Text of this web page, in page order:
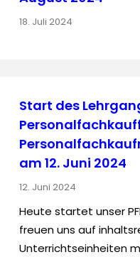
18. Juli 2024
Start des
am 12. Juni 2024
12. Juni 2024
Heute startet unser
freuen uns auf
Unterrichtseinheiten